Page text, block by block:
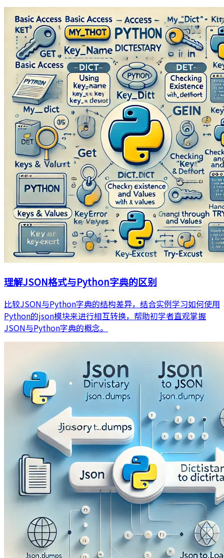
理解JSON格式与Python字典的区别
比较JSON与Python字典的结构差异，结合实例学习如何使用
Python的json模块来进行相互转换，帮助初学者直观掌握
JSON与Python字典的概念。